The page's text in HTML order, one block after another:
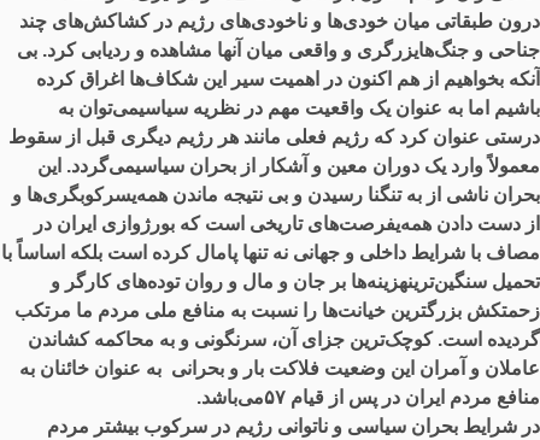
درون طبقاتی میان خودی‌ها و ناخودی‌های رژیم در کشاکش‌های چند
جناحی و جنگ‌هایزرگری و واقعی میان آنها مشاهده و ردیابی کرد. بی
آنکه بخواهیم از هم اکنون در اهمیت سیر این شکاف‌ها اغراق کرده
باشیم اما به عنوان یک واقعیت مهم در نظریه سیاسیمی‌توان به
درستی عنوان کرد که رژیم فعلی مانند هر رژیم دیگری قبل از سقوط
معمولاً وارد یک دوران معین و آشکار از بحران سیاسیمی‌گردد. این
بحران ناشی از به تنگنا رسیدن و بی نتیجه ماندن همه‌یسرکوبگری‌ها و
از دست دادن همه‌یفرصت‌های تاریخی است که بورژوازی ایران در
مصاف با شرایط داخلی و جهانی نه تنها پامال کرده است بلکه اساساً با
تحمیل سنگین‌ترینهزینه‌ها بر جان و مال و روان توده‌های کارگر و
زحمتکش بزرگترین خیانت‌ها را نسبت به منافع ملی مردم ما مرتکب
گردیده است. کوچک‌ترین جزای آن، سرنگونی و به محاکمه کشاندن
عاملان و آمران این وضعیت فلاکت بار و بحرانی به عنوان خائنان به
منافع مردم ایران در پس از قیام ۵۷می‌باشد.
در شرایط بحران سیاسی و ناتوانی رژیم در سرکوب بیشتر مردم